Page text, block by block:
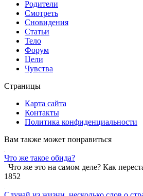
Родители
Смотреть
Сновидения
Статьи
Тело
Форум
Цели
Чувства
Страницы
Карта сайта
Контакты
Политика конфиденциальности
Вам также может понравиться
Что же такое обида?
Что же это на самом деле? Как
1852